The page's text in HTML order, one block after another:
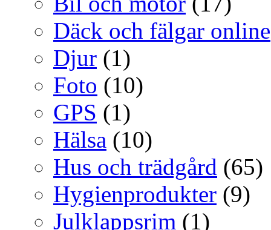
Däck och fälgar online
Djur (1)
Foto (10)
GPS (1)
Hälsa (10)
Hus och trädgård (65)
Hygienprodukter (9)
Julklappsrim (1)